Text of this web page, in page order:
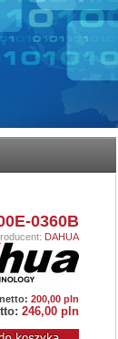
0360B
DAHUA
200,00 pln
246,00 pln